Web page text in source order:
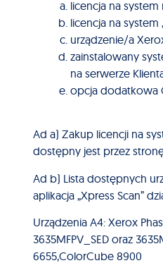
licencja na
licencja na system
urządzenie/a
zainstalowany
na serwerze
opcja dodatkowa
Ad a) Zakup licencji na
dostępny jest przez
Ad b) Lista dostępnych
aplikacja „Xpress Scan”
Urządzenia A4: Xerox
3635MFPV_SED oraz
6655,ColorCube 8900